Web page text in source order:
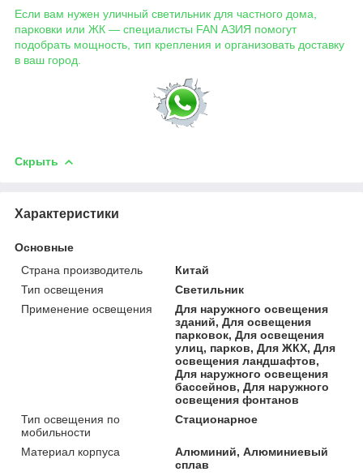
Если вам нужен уличный светильник для частного дома,
парковки или ЖК — специалисты FAN АЗИЯ помогут
подобрать мощность, тип крепления и организовать доставку
в ваш город.
Скрыть
Характеристики
Основные
Страна производитель
Китай
Тип освещения
Светильник
Применение освещения
Для наружного освещения
зданий, Для освещения
парковок, Для освещения
улиц, парков, Для ЖКХ, Для
освещения ландшафтов,
Для наружного освещения
бассейнов, Для наружного
освещения фонтанов
Тип освещения по
мобильности
Стационарное
Материал корпуса
Алюминий, Алюминиевый
сплав